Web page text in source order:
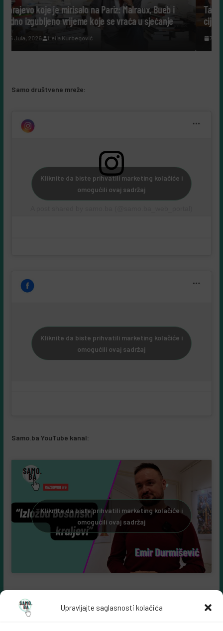
Upravljajte saglasnosti kolačića
na Pariz: Malraux, Bueb i
koje se vraća u sjećanje
Tako su govorili: Šta nam
cijeli život posvetili nauci?
Leila
Samo društvene mreže:
Kliknite da biste prihvatili marketing kolačiće i
omogućili ovaj sadržaj
Kliknite da biste prihvatili marketing kolačiće i
omogućili ovaj sadržaj
Samo.ba YouTube kanal:
Kliknite da biste prihvatili marketing kolačiće i
omogućili ovaj sadržaj